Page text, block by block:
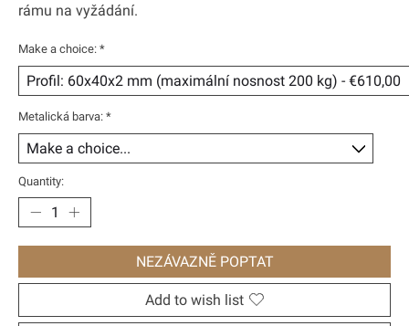
rámu na vyžádání.
Make a choice: *
Metalická barva: *
Quantity:
NEZÁVAZNĚ POPTAT
Add to wish list